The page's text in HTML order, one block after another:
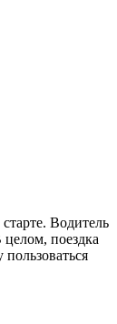
Водитель
поездка